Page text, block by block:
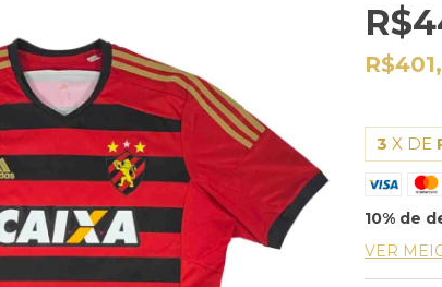
3 X DE
10% de
VER